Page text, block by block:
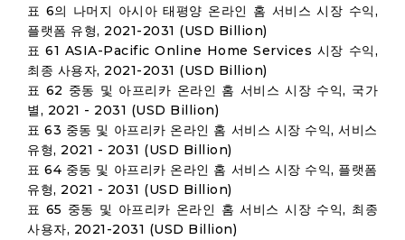
표 6의 나머지 아시아 태평양 온라인 홈 서비스 시장 수익,
플랫폼 유형, 2021-2031 (USD Billion)
표 61 ASIA-Pacific Online Home Services 시장 수익,
최종 사용자, 2021-2031 (USD Billion)
표 62 중동 및 아프리카 온라인 홈 서비스 시장 수익, 국가
별, 2021 - 2031 (USD Billion)
표 63 중동 및 아프리카 온라인 홈 서비스 시장 수익, 서비스
유형, 2021 - 2031 (USD Billion)
표 64 중동 및 아프리카 온라인 홈 서비스 시장 수익, 플랫폼
유형, 2021 - 2031 (USD Billion)
표 65 중동 및 아프리카 온라인 홈 서비스 시장 수익, 최종
사용자, 2021-2031 (USD Billion)